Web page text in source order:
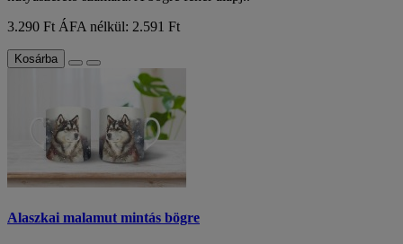
3.290 Ft ÁFA nélkül: 2.591 Ft
Kosárba
Alaszkai malamut mintás bögre